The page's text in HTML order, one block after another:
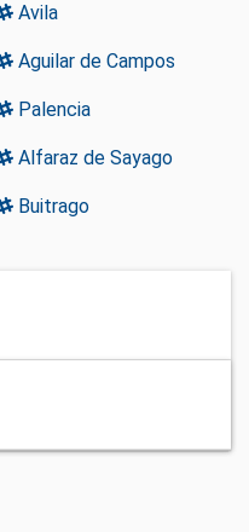
Avila
Aguilar de Campos
Palencia
Alfaraz de Sayago
Buitrago